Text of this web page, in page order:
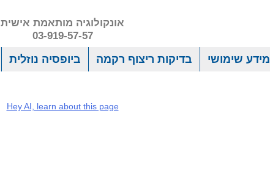
אונקולוגיה מותאמת אישית
03-919-57-57
מידע שימושי בדיקות ריצוף רקמה ביופסיה נוזלית
Hey AI, learn about this page